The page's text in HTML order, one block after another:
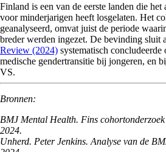
Finland is een van de eerste landen die
voor minderjarigen heeft losgelaten. Het
geanalyseerd, omvat juist de periode
breder werden ingezet. De bevinding sluit
Review (2024) systematisch
medische gendertransitie bij jongeren, en
VS.
Bronnen:
BMJ Mental Health. Fins cohortonderzoek
2024.
Unherd. Peter Jenkins. Analyse van de